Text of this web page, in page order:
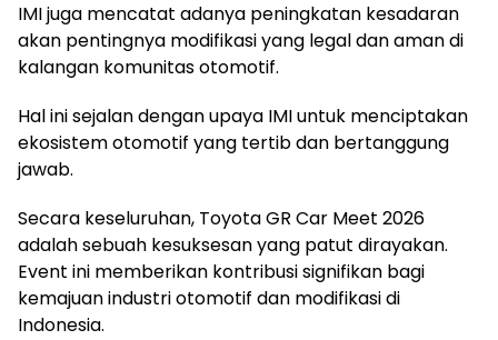
IMI juga mencatat adanya peningkatan kesadaran
akan pentingnya modifikasi yang legal dan aman di
kalangan komunitas otomotif.
Hal ini sejalan dengan upaya IMI untuk menciptakan
ekosistem otomotif yang tertib dan bertanggung
jawab.
Secara keseluruhan, Toyota GR Car Meet 2026
adalah sebuah kesuksesan yang patut dirayakan.
Event ini memberikan kontribusi signifikan bagi
kemajuan industri otomotif dan modifikasi di
Indonesia.